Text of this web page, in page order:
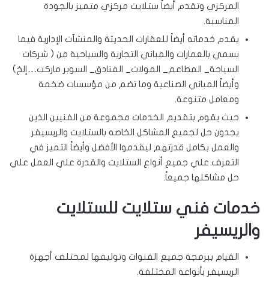
المركزي وتقدم أيضاً ستلايت مركزي متميز بالجودة
المناسبة.
يقدم خدماته أيضاً للعقارات الحديثة والمنشآت الإدارية فيما
يسمي بالعمارات والمباني التجارية والسياحية من ( شركات
السياحة_ المطاعم_ المولات_ الفنادق_ السوبر ماركت…إلخ)
وأيضاً المباني الصناعية وما تضم من مؤسسات ضخمة
ومعامل متنوعة.
حيث يقوم بتقديم الخدمات مجموعة من الفنيين الذين
يجدون حل لجميع المشاكل الخاصه بالستلايت والريسيفر
والعمل بكامل قدرتهم ليقدموا الأفضل وأيضاً التميز في
التعرف علي جميع أنواع الستلايت والقدرة علي العمل علي
حل مشاكلها جميعاً.
خدمات فني ستلايت للستلايت
والريسيفر
القيام ببرمجة جميع القنوات وتوليفها لمختلف أجهزة
الريسيفر بأنواعه المختلفة.